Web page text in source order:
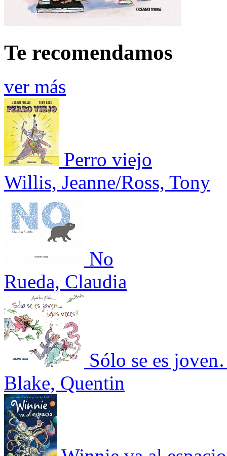
Te recomendamos
ver más
Perro viejo
Willis, Jeanne/Ross, Tony
No
Rueda, Claudia
Sólo se es
Blake, Quentin